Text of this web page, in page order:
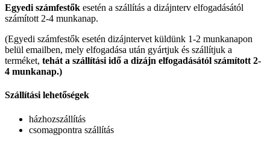
Egyedi számfestők esetén a szállítás a dizájnterv elfogadásától
számított 2-4 munkanap.
(Egyedi számfestők esetén dizájntervet küldünk 1-2 munkanapon
belül emailben, mely elfogadása után gyártjuk és szállítjuk a
terméket, tehát a szállítási idő a dizájn elfogadásától számított 2-
4 munkanap.)
Szállítási lehetőségek
házhozszállítás
csomagpontra szállítás